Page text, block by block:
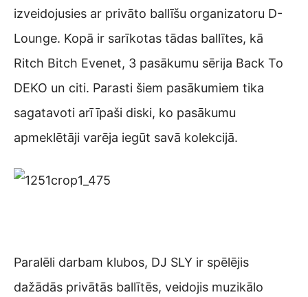
izveidojusies ar privāto ballīšu organizatoru D-
Lounge. Kopā ir sarīkotas tādas ballītes, kā
Ritch Bitch Evenet, 3 pasākumu sērija Back To
DEKO un citi. Parasti šiem pasākumiem tika
sagatavoti arī īpaši diski, ko pasākumu
apmeklētāji varēja iegūt savā kolekcijā.
Paralēli darbam klubos, DJ SLY ir spēlējis
dažādās privātās ballītēs, veidojis muzikālo